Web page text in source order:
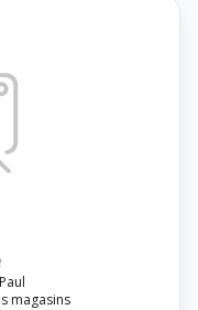
magasins